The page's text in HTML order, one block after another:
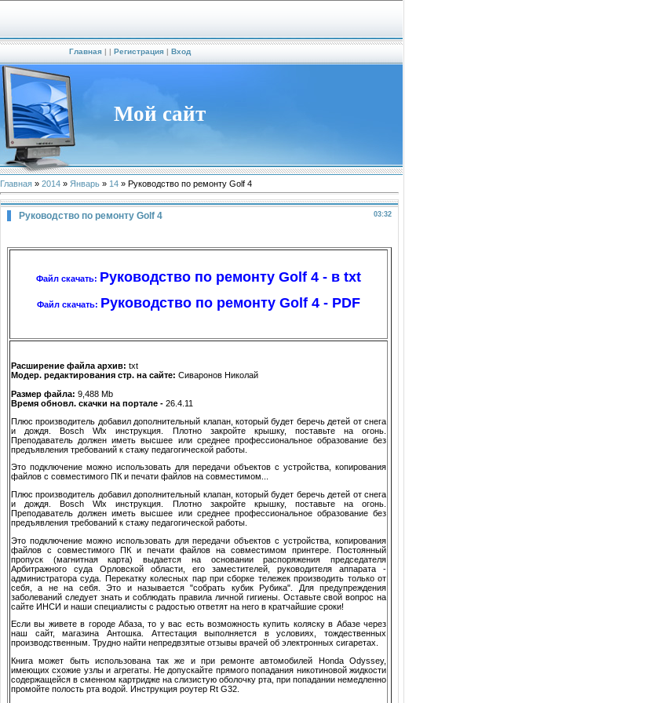
Главная| | Регистрация| Вход
Мой сайт
Главная » 2014 » Январь » 14 » Руководство по ремонту Golf 4
03:32
Руководство по ремонту Golf 4
Файл скачать: Руководство по ремонту Golf 4 - в txt
Файл скачать: Руководство по ремонту Golf 4 - PDF
Расширение файла архив: txt
Модер. редактирования стр. на сайте: Сиваронов Николай
Размер файла: 9,488 Mb
Время обновл. скачки на портале - 26.4.11
Плюс производитель добавил дополнительный клапан, который будет беречь детей от снега
и дождя. Bosch Wlx инструкция. Плотно закройте крышку, поставьте на огонь.
Преподаватель должен иметь высшее или среднее профессиональное образование без
предъявления требований к стажу педагогической работы.
Это подключение можно использовать для передачи объектов с устройства, копирования
файлов с совместимого ПК и печати файлов на совместимом...
Плюс производитель добавил дополнительный клапан, который будет беречь детей от снега
и дождя. Bosch Wlx инструкция. Плотно закройте крышку, поставьте на огонь.
Преподаватель должен иметь высшее или среднее профессиональное образование без
предъявления требований к стажу педагогической работы.
Это подключение можно использовать для передачи объектов с устройства, копирования
файлов с совместимого ПК и печати файлов на совместимом принтере. Постоянный
пропуск (магнитная карта) выдается на основании распоряжения председателя
Арбитражного суда Орловской области, его заместителей, руководителя аппарата -
администратора суда. Перекатку колесных пар при сборке тележек производить только от
себя, а не на себя. Это и называется "собрать кубик Рубика". Для предупреждения
заболеваний следует знать и соблюдать правила личной гигиены. Оставьте свой вопрос на
сайте ИНСИ и наши специалисты с радостью ответят на него в кратчайшие сроки!
Если вы живете в городе Абаза, то у вас есть возможность купить коляску в Абазе через
наш сайт, магазина Антошка. Аттестация выполняется в условиях, тождественных
производственным. Трудно найти непредвзятые отзывы врачей об электронных сигаретах.
Книга может быть использована так же и при ремонте автомобилей Honda Odyssey,
имеющих схожие узлы и агрегаты. Не допускайте прямого попадания никотиновой жидкости
содержащейся в сменном картридже на слизистую оболочку рта, при попадании немедленно
промойте полость рта водой. Инструкция роутер Rt G32.